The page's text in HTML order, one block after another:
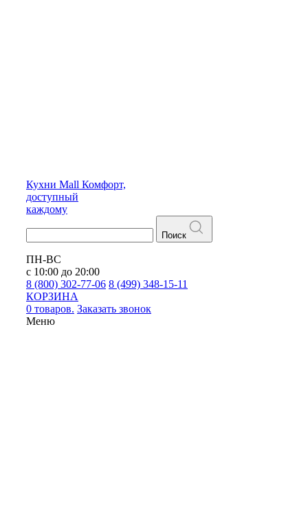
Кухни Mall Комфорт,
доступный
каждому
Поиск
ПН-ВС
с 10:00 до 20:00
8 (800) 302-77-06 8 (499) 348-15-11
КОРЗИНА
0 товаров. Заказать звонок
Меню